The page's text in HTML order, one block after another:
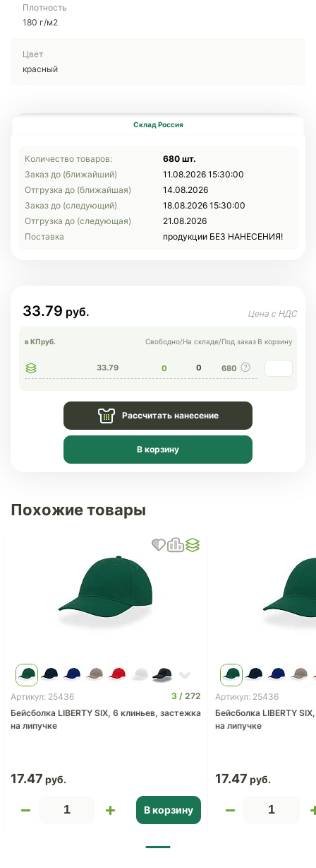
Плотность
180 г/м2
Цвет
красный
Склад Россия
Количество товаров:
680 шт.
Заказ до (ближайший)
11.08.2026 15:30:00
Отгрузка до (ближайшая)
14.08.2026
Заказ до (следующий)
18.08.2026 15:30:00
Отгрузка до (следующая)
21.08.2026
Поставка
продукции БЕЗ НАНЕСЕНИЯ!
33.79
в КПруб. Свободно/На складе/Под заказ В корзину
33.79 0 0 680
Рассчитать нанесение
В корзину
Похожие товары
Артикул: 25436 3
272
Бейсболка LIBERTY SIX, 6 клиньев, застежка
на липучке
17.47
В корзину
Артикул: 25436
Бейсболка LIBERTY
на липучке
17.47